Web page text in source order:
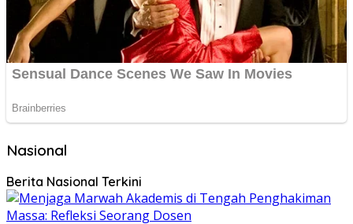
Nasional
Berita Nasional Terkini